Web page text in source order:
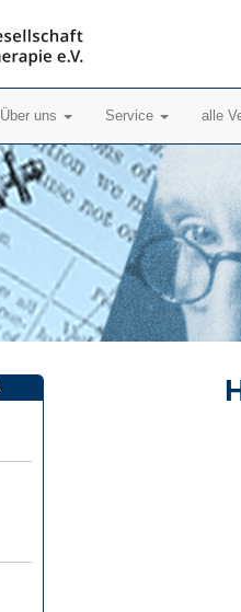
Über uns Service alle